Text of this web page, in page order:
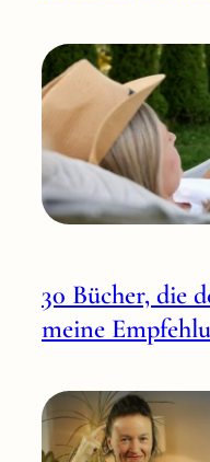
30 Bücher, die
meine